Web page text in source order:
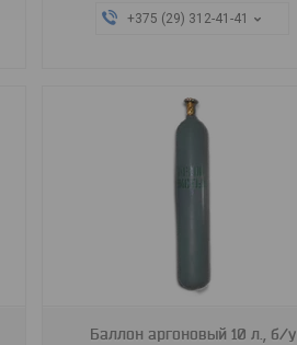
+375 (29) 312-41-41
Баллон аргоновый 10 л., б/у